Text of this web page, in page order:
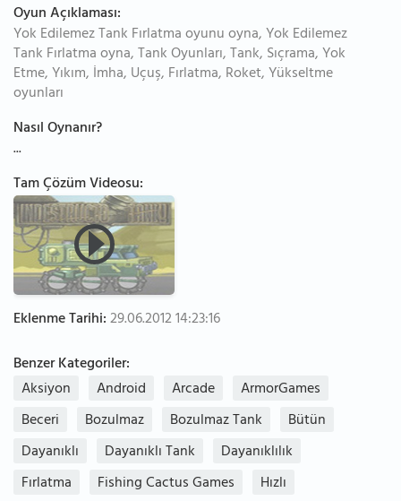
Oyun Açıklaması:
Yok Edilemez Tank Fırlatma oyunu oyna, Yok Edilemez
Tank Fırlatma oyna, Tank Oyunları, Tank, Sıçrama, Yok
Etme, Yıkım, İmha, Uçuş, Fırlatma, Roket, Yükseltme
oyunları
Nasıl Oynanır?
...
Tam Çözüm Videosu:
Eklenme Tarihi:29.06.2012 14:23:16
Benzer Kategoriler:
Aksiyon
Android Arcade
ArmorGames
Beceri
Bozulmaz Bozulmaz Tank
Bütün
Dayanıklı
Dayanıklı Tank
Dayanıklılık
Fırlatma
Fishing Cactus Games
Hızlı